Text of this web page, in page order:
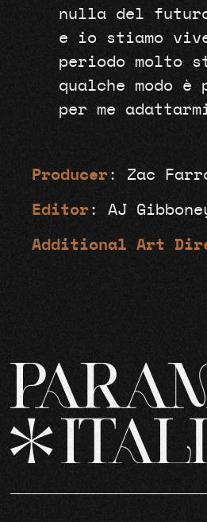
nulla del
e io stiamo
periodo molto
qualche modo
per me
Producer: Zac
Editor: AJ
Additional Art